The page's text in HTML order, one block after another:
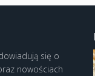
się o
nowościach